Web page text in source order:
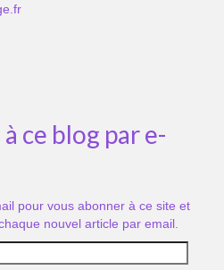
ce blog par e-
pour vous abonner à ce site et
nouvel article par email.